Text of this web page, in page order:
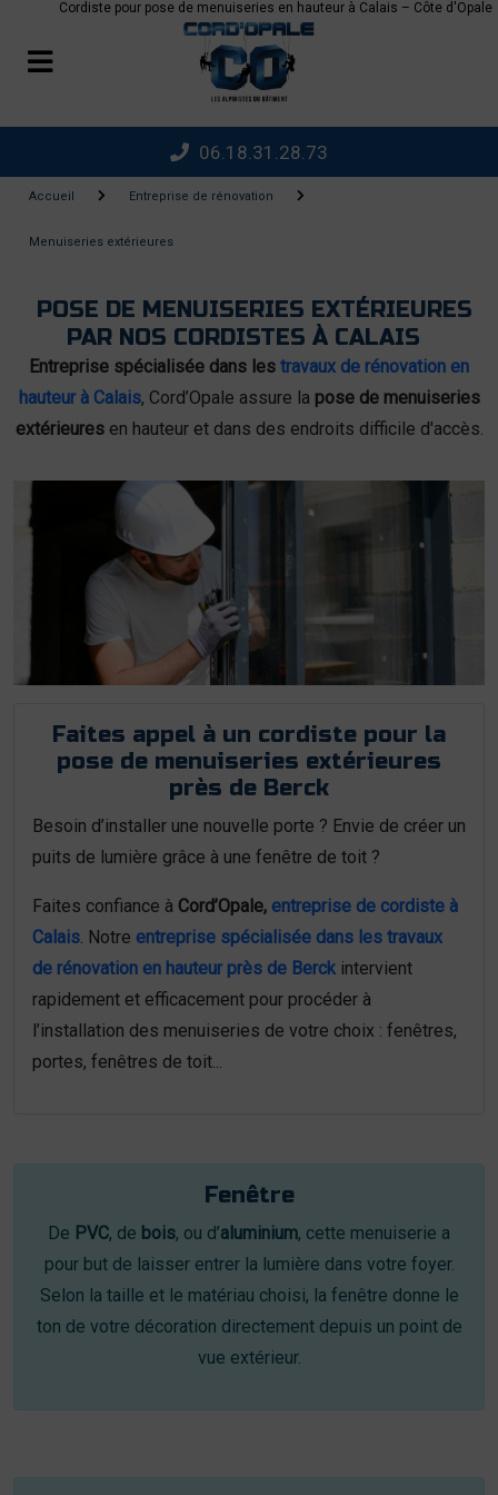
Cordiste pour pose de menuiseries en hauteur à Calais – Côte d'Opale
06.18.31.28.73
Accueil Entreprise de rénovation
Menuiseries extérieures
POSE DE MENUISERIES EXTÉRIEURES
PAR NOS CORDISTES À CALAIS
Entreprise spécialisée dans les travaux de rénovation en
hauteur à Calais, Cord’Opale assure la pose de menuiseries
extérieuresen hauteur et dans des endroits difficile d'accès.
Faites appel à un cordiste pour la
pose de menuiseries extérieures
près de Berck
Besoin d’installer une nouvelle porte ? Envie de créer un
puits de lumière grâce à une fenêtre de toit ?
Faites confiance à Cord’Opale, entreprise de cordiste à
Calais . Notre entreprise spécialisée dans les travaux
de rénovation en hauteur près de Berck intervient
rapidement et efficacement pour procéder à
l’installation des menuiseries de votre choix : fenêtres,
portes, fenêtres de toit...
Fenêtre
De PVC, de bois, ou d’aluminium, cette menuiserie a
pour but de laisser entrer la lumière dans votre foyer.
Selon la taille et le matériau choisi, la fenêtre donne le
ton de votre décoration directement depuis un point de
vue extérieur.
Panneau de gestion des cookies